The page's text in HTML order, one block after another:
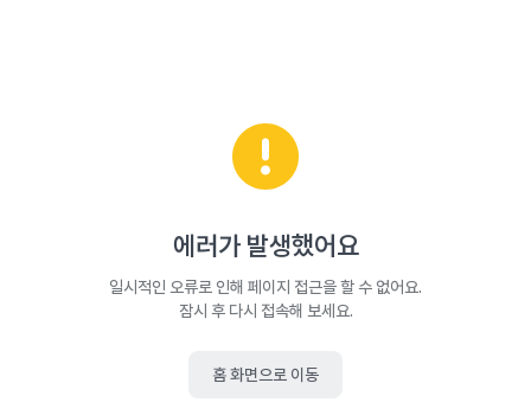
에러가 발생했어요
일시적인 오류로 인해 페이지 접근을 할 수 없어요.
잠시 후 다시 접속해 보세요.
홈 화면으로 이동